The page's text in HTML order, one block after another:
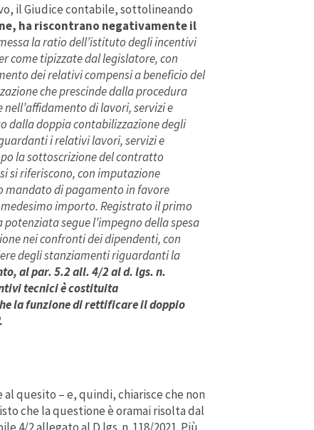
il Giudice contabile, sottolineando
ha riscontrano negativamente il
la ratio dell’istituto degli incentivi
come tipizzate dal legislatore, con
dei relativi compensi a beneficio del
che prescinde dalla procedura
di lavori, servizi e
dalla doppia contabilizzazione degli
i relativi lavori, servizi e
la sottoscrizione del contratto
si riferiscono, con imputazione
mandato di pagamento in favore
importo. Registrato il primo
segue l’impegno della spesa
nei confronti dei dipendenti, con
degli stanziamenti riguardanti la
al par. 5.2 all. 4/2 al d. lgs. n.
tecnici è costituita
la funzione di rettificare il doppio
quesito – e, quindi, chiarisce che non
che la questione è oramai risolta dal